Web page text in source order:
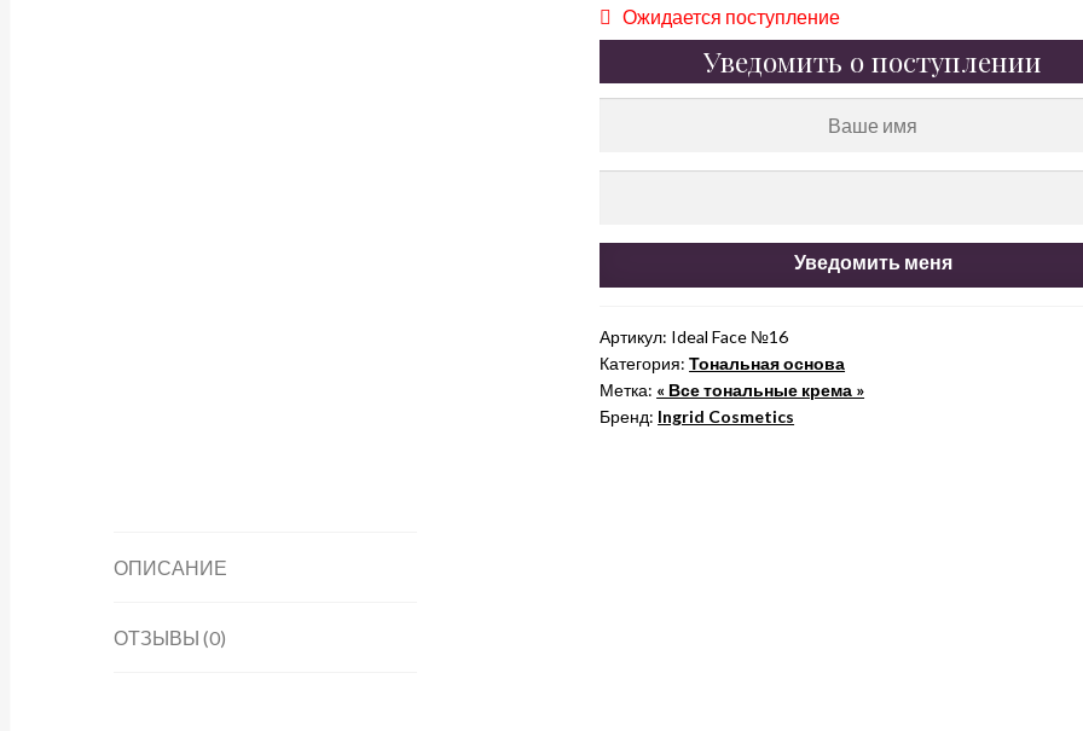
Ожидается поступление
Уведомить о поступлении
Уведомить меня
Артикул: Ideal Face №16
Категория:Тональная основа
Метка: « Все тональные крема »
Бренд: Ingrid Cosmetics
ОПИСАНИЕ
ОТЗЫВЫ (0)